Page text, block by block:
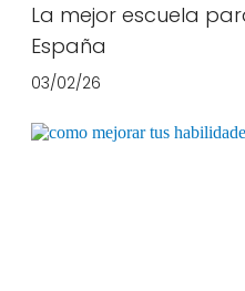
La mejor escuela
España
03/02/26